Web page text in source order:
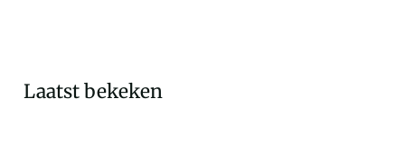
Laatst bekeken